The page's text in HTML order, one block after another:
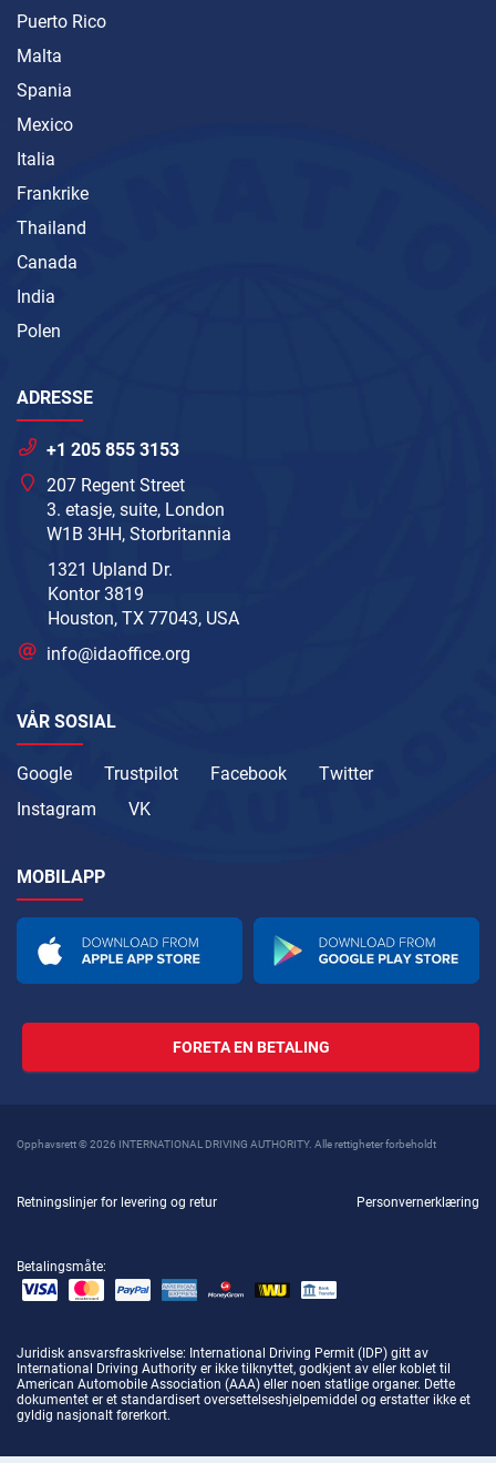
Puerto Rico
Malta
Spania
Mexico
Italia
Frankrike
Thailand
Canada
India
Polen
ADRESSE
+1 205 855 3153
207 Regent Street
3. etasje, suite, London
W1B 3HH, Storbritannia
1321 Upland Dr.
Kontor 3819
Houston, TX 77043, USA
info@idaoffice.org
VÅR SOSIAL
Google Trustpilot Facebook
Twitter
Instagram
VK
MOBILAPP
FORETA EN BETALING
Opphavsrett © 2026 INTERNATIONAL DRIVING AUTHORITY. Alle rettigheter forbeholdt
Retningslinjer for levering og retur Personvernerklæring
Betalingsmåte:
Juridisk ansvarsfraskrivelse: International Driving Permit (IDP) gitt av
International Driving Authority er ikke tilknyttet, godkjent av eller koblet til
American Automobile Association (AAA) eller noen statlige organer. Dette
dokumentet er et standardisert oversettelseshjelpemiddel og erstatter ikke et
gyldig nasjonalt førerkort.